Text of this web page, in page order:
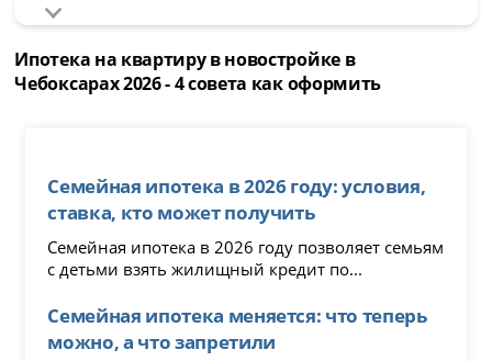
Ипотека на квартиру в новостройке в
Чебоксарах 2026 - 4 совета как оформить
Семейная ипотека в 2026 году: условия,
ставка, кто может получить
Семейная ипотека в 2026 году позволяет семьям
с детьми взять жилищный кредит по...
Семейная ипотека меняется: что теперь
можно, а что запретили